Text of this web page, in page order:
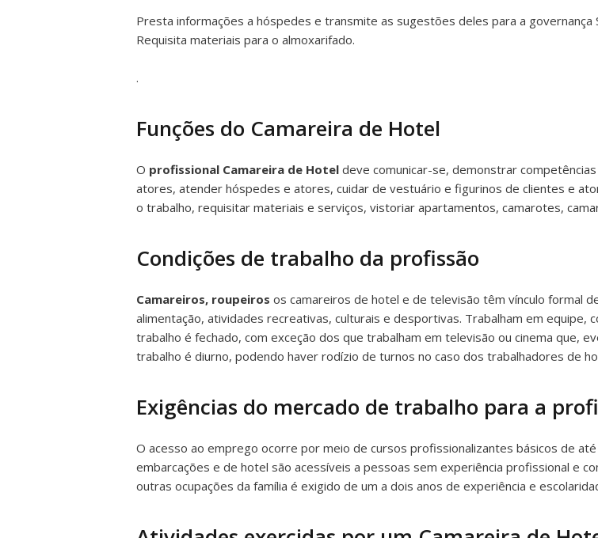
Presta informações a hóspedes e transmite as sugestões deles para a governança
Requisita materiais para o almoxarifado.
.
Funções do Camareira de Hotel
O profissional Camareira de Hotel deve comunicar-se, demonstrar
atores, atender hóspedes e atores, cuidar de vestuário e figurinos de clientes e
o trabalho, requisitar materiais e serviços, vistoriar apartamentos, camarotes,
Condições de trabalho da profissão
Camareiros, roupeiros os camareiros de hotel e de televisão têm vínculo formal
alimentação, atividades recreativas, culturais e desportivas. Trabalham em equipe,
trabalho é fechado, com exceção dos que trabalham em televisão ou cinema que,
trabalho é diurno, podendo haver rodízio de turnos no caso dos trabalhadores de
Exigências do mercado de trabalho para a
O acesso ao emprego ocorre por meio de cursos profissionalizantes básicos de
embarcações e de hotel são acessíveis a pessoas sem experiência profissional e
outras ocupações da família é exigido de um a dois anos de experiência e